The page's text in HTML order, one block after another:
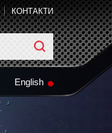
КОНТАКТИ
English